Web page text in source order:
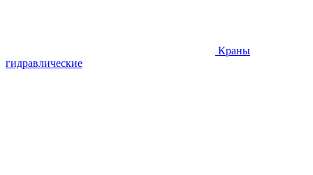
Краны
гидравлические